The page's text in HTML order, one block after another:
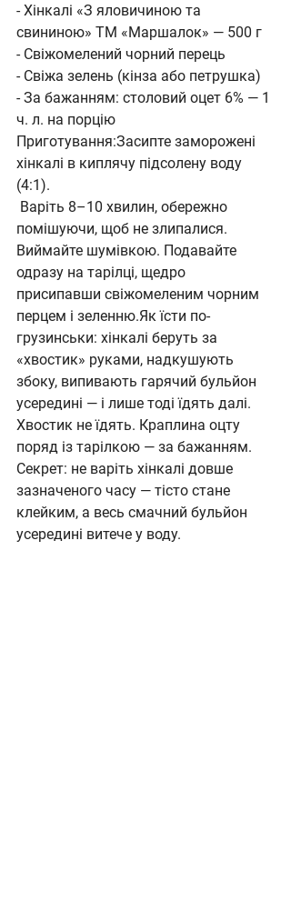
- Хінкалі «З яловичиною та
свининою» ТМ «Маршалок» — 500 г
- Свіжомелений чорний перець
- Свіжа зелень (кінза або петрушка)
- За бажанням: столовий оцет 6% — 1
ч. л. на порцію
Приготування:Засипте заморожені
хінкалі в киплячу підсолену воду
(4:1).
помішуючи, щоб не злипалися.
Виймайте шумівкою. Подавайте
одразу на тарілці, щедро
присипавши свіжомеленим чорним
перцем і зеленню.Як їсти по-
грузинськи: хінкалі беруть за
«хвостик» руками, надкушують
збоку, випивають гарячий бульйон
усередині — і лише тоді їдять далі.
Хвостик не їдять. Краплина оцту
поряд із тарілкою — за бажанням.
Секрет: не варіть хінкалі довше
зазначеного часу — тісто стане
клейким, а весь смачний бульйон
усередині витече у воду.